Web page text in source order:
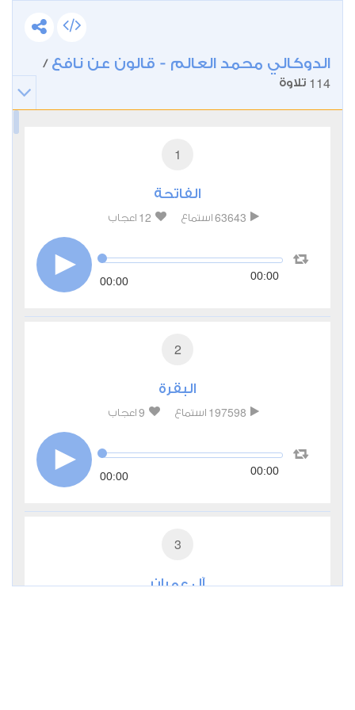
الدوكالي محمد العالم - قالون عن نافع /
114 تلاوة
1
الفاتحة
63643 استماع 12 اعجاب
00:00 00:00
2
البقرة
197598 استماع 9 اعجاب
00:00 00:00
3
آل عمران